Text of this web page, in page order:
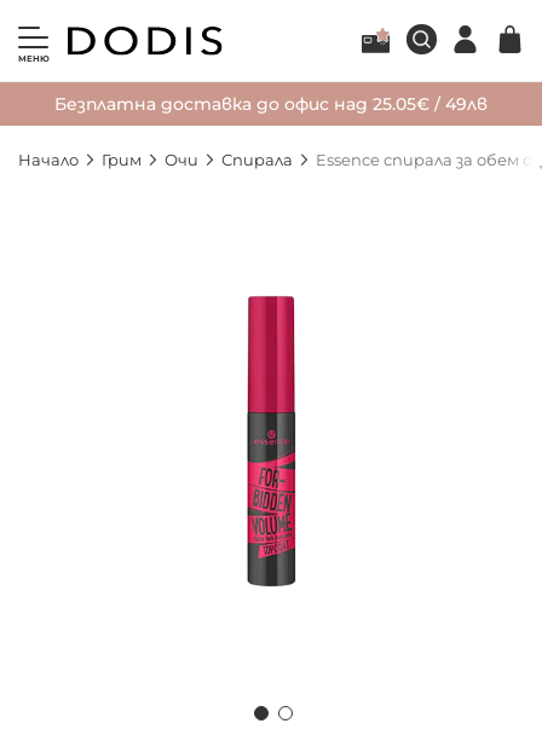
МЕНЮ
Безплатна доставка до офис над 25.05€ / 49лв
Начало Грим Очи Спирала Essence спирала за обем